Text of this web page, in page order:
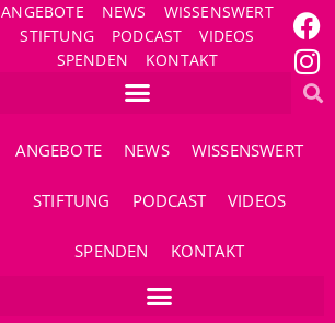
ANGEBOTE NEWS
WISSENSWERT
STIFTUNG
PODCAST
VIDEOS
SPENDEN
KONTAKT
ANGEBOTE NEWS WISSENSWERT
STIFTUNG PODCAST VIDEOS
SPENDEN KONTAKT